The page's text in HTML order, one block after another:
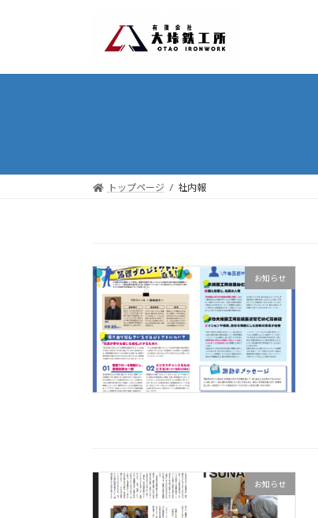
トップページ 社内報
お知らせ
お知らせ